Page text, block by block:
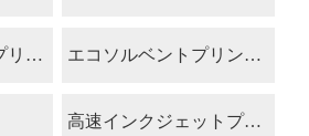
Uvフラットベッドプリンター エコソルベントプリンター
高速インクジェットプリンター